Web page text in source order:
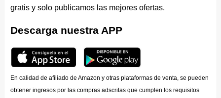
gratis y solo publicamos las mejores ofertas.
Descarga nuestra APP
En calidad de afiliado de Amazon y otras plataformas de venta, se pueden
obtener ingresos por las compras adscritas que cumplen los requisitos